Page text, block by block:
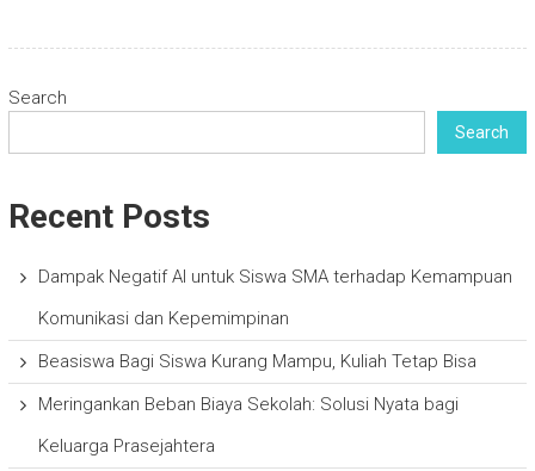
Search
Search
Recent Posts
Dampak Negatif AI untuk Siswa SMA terhadap Kemampuan
Komunikasi dan Kepemimpinan
Beasiswa Bagi Siswa Kurang Mampu, Kuliah Tetap Bisa
Meringankan Beban Biaya Sekolah: Solusi Nyata bagi
Keluarga Prasejahtera